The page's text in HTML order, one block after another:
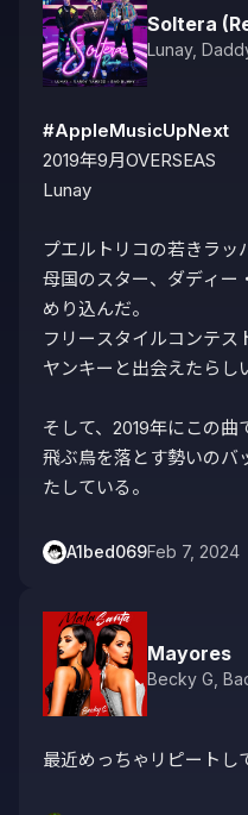
Soltera
Lunay,
#AppleMusicUpNext
2019年9月OVERSEAS
Lunay
プエルトリコの若きラッ
母国のスター、ダディー
めり込んだ。
フリースタイルコンテス
ヤンキーと出会えたらし
そして、2019年にこの
飛ぶ鳥を落とす勢いのバ
たしている。
A1bed069Feb 7, 2024
Mayores
Becky G
最近めっちゃリピートし